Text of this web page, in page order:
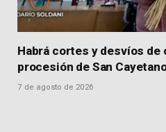
Habrá cortes y desvíos
procesión de San
7 de agosto de 2026